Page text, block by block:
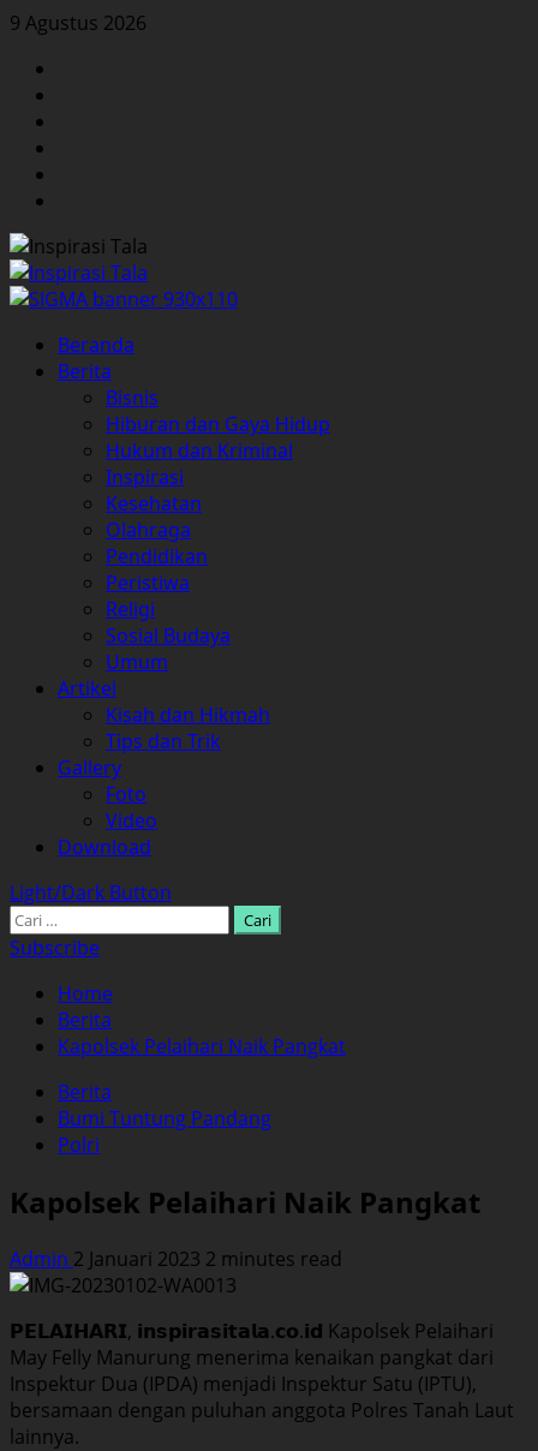
Skip
content
9 Agustus 2026
Primary
Menu
Beranda
Berita
Bisnis
Hiburan dan Gaya Hidup
Hukum dan Kriminal
Inspirasi
Kesehatan
Olahraga
Pendidikan
Peristiwa
Religi
Sosial Budaya
Umum
Artikel
Kisah dan Hikmah
Tips dan Trik
Gallery
Foto
Video
Download
Light/Dark Button
Cari
untuk:
Subscribe
Home
Berita
Kapolsek Pelaihari Naik Pangkat
Berita
Bumi Tuntung Pandang
Polri
Kapolsek Pelaihari Naik Pangkat
Admin 2 Januari 2023 2 minutes read
𝗣𝗘𝗟𝗔𝗜𝗛𝗔𝗥𝗜, 𝗶𝗻𝘀𝗽𝗶𝗿𝗮𝘀𝗶𝘁𝗮𝗹𝗮.𝗰𝗼.𝗶𝗱 Kapolsek Pelaihari
May Felly Manurung menerima kenaikan pangkat dari
Inspektur Dua (IPDA) menjadi Inspektur Satu (IPTU),
bersamaan dengan puluhan anggota Polres Tanah Laut
lainnya.